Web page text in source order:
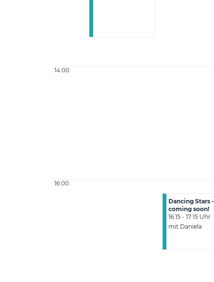
14:00
16:00
Dancing Stars -
coming soon!
16:15 - 17:15 Uhr
mit Daniela